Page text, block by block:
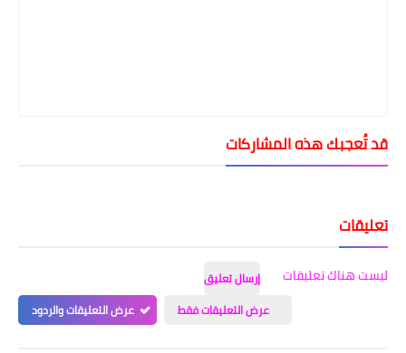
قد تُعجبك هذه المشاركات
تعليقات
ليست هناك تعليقات
إرسال تعليق
عرض التعليقات فقط
عرض التعليقات والردود